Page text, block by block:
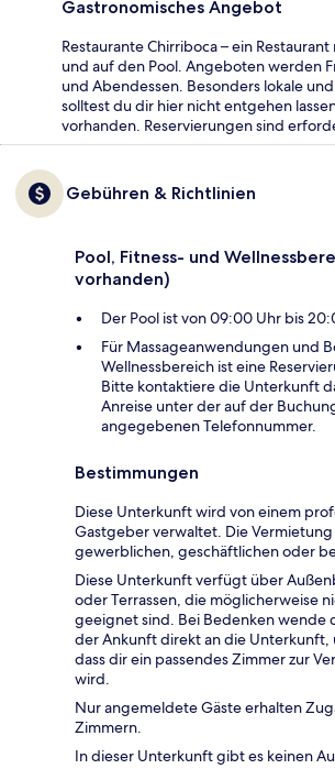
Gastronomisches Angebot
Restaurante Chirriboca – ein
und auf den Pool. Angeboten werden
und Abendessen. Besonders lokale
solltest du dir hier nicht entgehen
vorhanden. Reservierungen sind
Gebühren & Richtlinien
Pool, Fitness- und
vorhanden)
Der Pool ist von 09:00 Uhr bis
Für Massageanwendungen und
Wellnessbereich ist eine
Bitte kontaktiere die Unterkunft
Anreise unter der auf der
angegebenen Telefonnummer.
Bestimmungen
Diese Unterkunft wird von einem
Gastgeber verwaltet. Die
gewerblichen, geschäftlichen oder
Diese Unterkunft verfügt über
oder Terrassen, die möglicherweise
geeignet sind. Bei Bedenken wende
der Ankunft direkt an die Unterkunft,
dass dir ein passendes Zimmer zur
wird.
Nur angemeldete Gäste erhalten
Zimmern.
In dieser Unterkunft gibt es keinen